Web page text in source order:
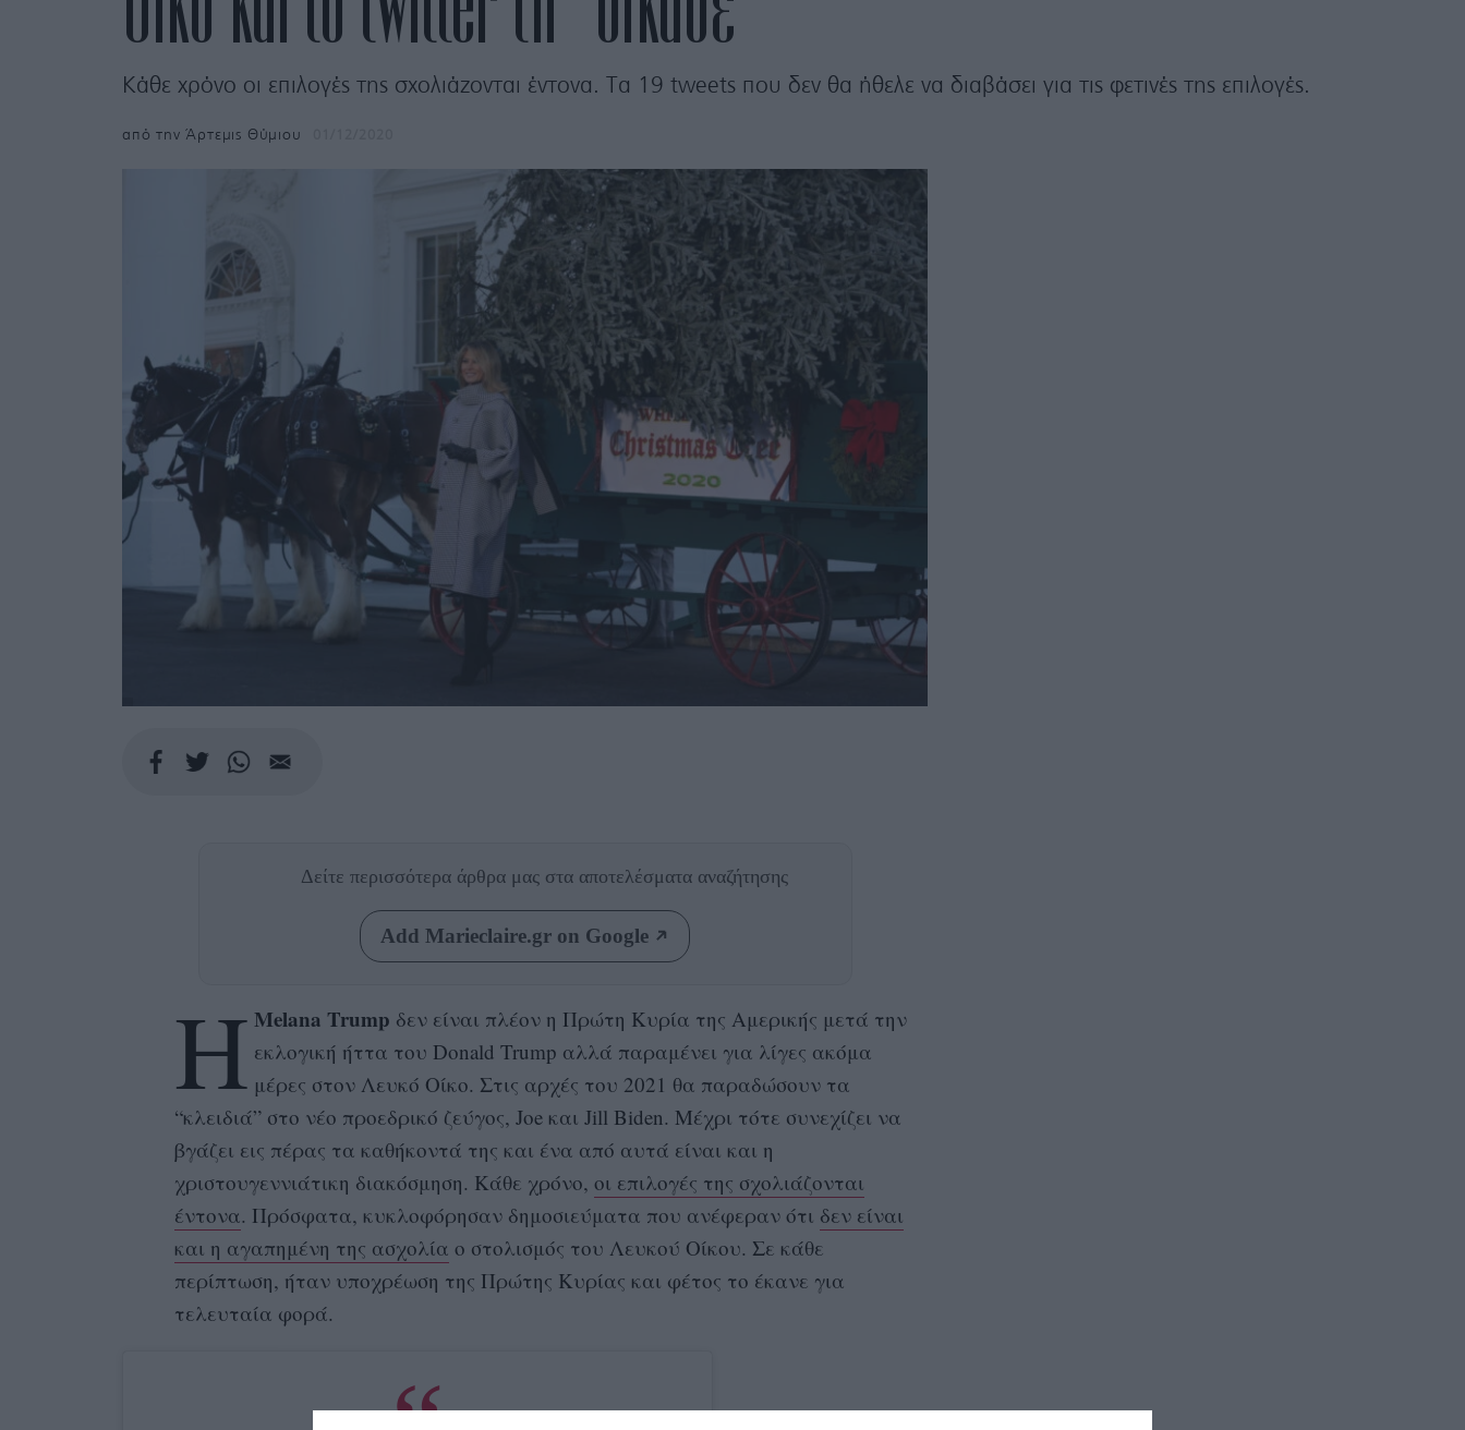
Κάθε χρόνο οι επιλογές της σχολιάζονται έντονα. Τα 19 tweets που δεν θα ήθελε να διαβάσει για τις φετινές της επιλογές.
από τηνΆρτεμις Θύμιου
Δείτε περισσότερα άρθρα μας στα αποτελέσματα αναζήτησης
Add Marieclaire.gr on Google
Η Melana Trump δεν είναι πλέον η Πρώτη Κυρία της Αμερικής μετά την
εκλογική ήττα του Donald Trump αλλά παραμένει για λίγες ακόμα
μέρες στον Λευκό Οίκο. Στις αρχές του 2021 θα παραδώσουν τα
“κλειδιά” στο νέο προεδρικό ζεύγος, Joe και Jill Biden. Μέχρι τότε συνεχίζει να
βγάζει εις πέρας τα καθήκοντά της και ένα από αυτά είναι και η
χριστουγεννιάτικη διακόσμηση. Κάθε χρόνο, οι επιλογές της σχολιάζονται
έντονα. Πρόσφατα, κυκλοφόρησαν δημοσιεύματα που ανέφεραν ότι δεν είναι
και η αγαπημένη της ασχολία ο στολισμός του Λευκού Οίκου. Σε κάθε
περίπτωση, ήταν υποχρέωση της Πρώτης Κυρίας και φέτος το έκανε για
τελευταία φορά.